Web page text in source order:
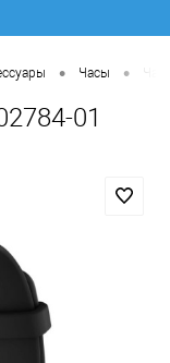
• Часы •
01